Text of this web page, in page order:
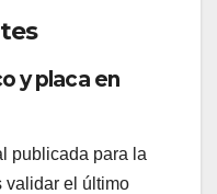
y placa en
publicada para la
validar el último